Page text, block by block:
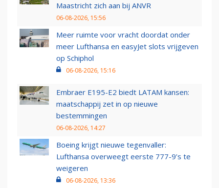
Maastricht zich aan bij ANVR
06-08-2026, 15:56
Meer ruimte voor vracht doordat onder
meer Lufthansa en easyJet slots vrijgeven
op Schiphol
06-08-2026, 15:16
Embraer E195-E2 biedt LATAM kansen:
maatschappij zet in op nieuwe
bestemmingen
06-08-2026, 14:27
Boeing krijgt nieuwe tegenvaller:
Lufthansa overweegt eerste 777-9’s te
weigeren
06-08-2026, 13:36